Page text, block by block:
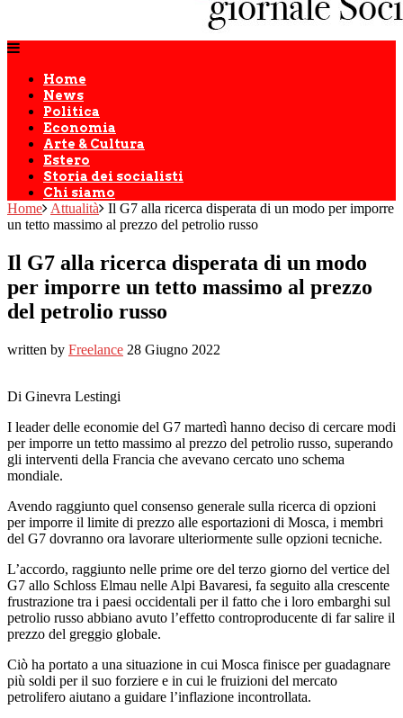
Home
News
Politica
Economia
Arte & Cultura
Estero
Storia dei socialisti
Chi siamo
Home Attualità
Il G7 alla ricerca disperata di un modo per imporre
un tetto massimo al prezzo del petrolio russo
Il G7 alla ricerca disperata di un modo
per imporre un tetto massimo al prezzo
del petrolio russo
written by Freelance 28 Giugno 2022
Di Ginevra Lestingi
I leader delle economie del G7 martedì hanno deciso di cercare modi
per imporre un tetto massimo al prezzo del petrolio russo, superando
gli interventi della Francia che avevano cercato uno schema
mondiale.
Avendo raggiunto quel consenso generale sulla ricerca di opzioni
per imporre il limite di prezzo alle esportazioni di Mosca, i membri
del G7 dovranno ora lavorare ulteriormente sulle opzioni tecniche.
L’accordo, raggiunto nelle prime ore del terzo giorno del vertice del
G7 allo Schloss Elmau nelle Alpi Bavaresi, fa seguito alla crescente
frustrazione tra i paesi occidentali per il fatto che i loro embarghi sul
petrolio russo abbiano avuto l’effetto controproducente di far salire il
prezzo del greggio globale.
Ciò ha portato a una situazione in cui Mosca finisce per guadagnare
più soldi per il suo forziere e in cui le fruizioni del mercato
petrolifero aiutano a guidare l’inflazione incontrollata.